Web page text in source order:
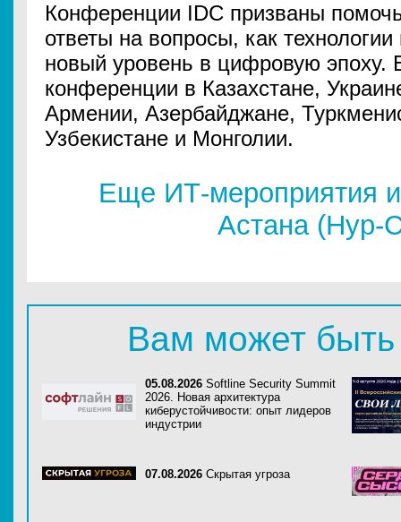
Конференции IDC призваны
ответы на вопросы, как
новый уровень в цифровую эпоху.
конференции в Казахстане,
Армении, Азербайджане,
Узбекистане и Монголии.
Еще ИТ-мероприятия
Астана (Нур-
Вам может быть
05.08.2026 Softline Security Summit
2026. Новая архитектура
киберустойчивости: опыт лидеров
индустрии
07.08.2026 Скрытая угроза